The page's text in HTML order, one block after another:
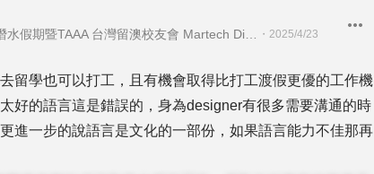
・ 2025/4/23
留學也可以打工，且有機會取得比打工渡假更優的工作機
好的語言這是錯誤的，身為designer有很多需要溝通的時
進一步的說語言是文化的一部份，如果語言能力不佳那再